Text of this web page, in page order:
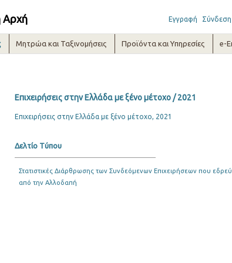
Αρχή Εγγραφή Σύνδεση
Μητρώα και Ταξινομήσεις Προϊόντα και Υπηρεσίες e-
Επιχειρήσεις στην Ελλάδα με ξένο μέτοχο / 2021
Επιχειρήσεις στην Ελλάδα με ξένο μέτοχο, 2021
Δελτίο Τύπου
Στατιστικές Διάρθρωσης των Συνδεόμενων Επιχειρήσεων που
από την Αλλοδαπή